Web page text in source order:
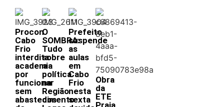
Procon
Cabo
Frio
interdita
academia
por
funcionar
sem
abastecimento
O
SOMBRA:
Tudo
sobre
a
política
na
Região
dos
Prefeito
suspende
as
aulas
em
Cabo
Frio
nesta
sexta
Obra
da
ETE